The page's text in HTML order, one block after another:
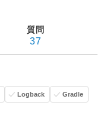
質問
37
Logback Gradle